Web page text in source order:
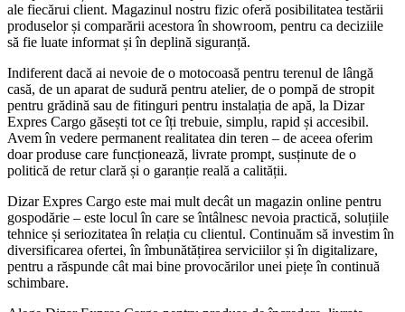
ale fiecărui client. Magazinul nostru fizic oferă posibilitatea testării
produselor și comparării acestora în showroom, pentru ca deciziile
să fie luate informat și în deplină siguranță.
Indiferent dacă ai nevoie de o motocoasă pentru terenul de lângă
casă, de un aparat de sudură pentru atelier, de o pompă de stropit
pentru grădină sau de fitinguri pentru instalația de apă, la Dizar
Expres Cargo găsești tot ce îți trebuie, simplu, rapid și accesibil.
Avem în vedere permanent realitatea din teren – de aceea oferim
doar produse care funcționează, livrate prompt, susținute de o
politică de retur clară și o garanție reală a calității.
Dizar Expres Cargo este mai mult decât un magazin online pentru
gospodărie – este locul în care se întâlnesc nevoia practică, soluțiile
tehnice și seriozitatea în relația cu clientul. Continuăm să investim în
diversificarea ofertei, în îmbunătățirea serviciilor și în digitalizare,
pentru a răspunde cât mai bine provocărilor unei piețe în continuă
schimbare.